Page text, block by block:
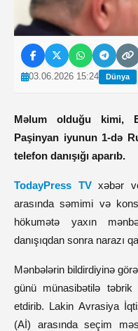
03.06.2026 15:24 Dünya
Məlum olduğu kimi,
Paşinyan iyunun 1-də
telefon danışığı aparıb.
TodayPress TVxəbər
arasında səmimi və
hökumətə yaxın
danışıqdan sonra narazı
Mənbələrin bildirdiyinə
günü münasibətilə
etdirib. Lakin Avrasiya
(Aİ) arasında seçim